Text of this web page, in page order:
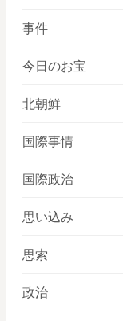
事件
今日のお宝
北朝鮮
国際事情
国際政治
思い込み
思索
政治